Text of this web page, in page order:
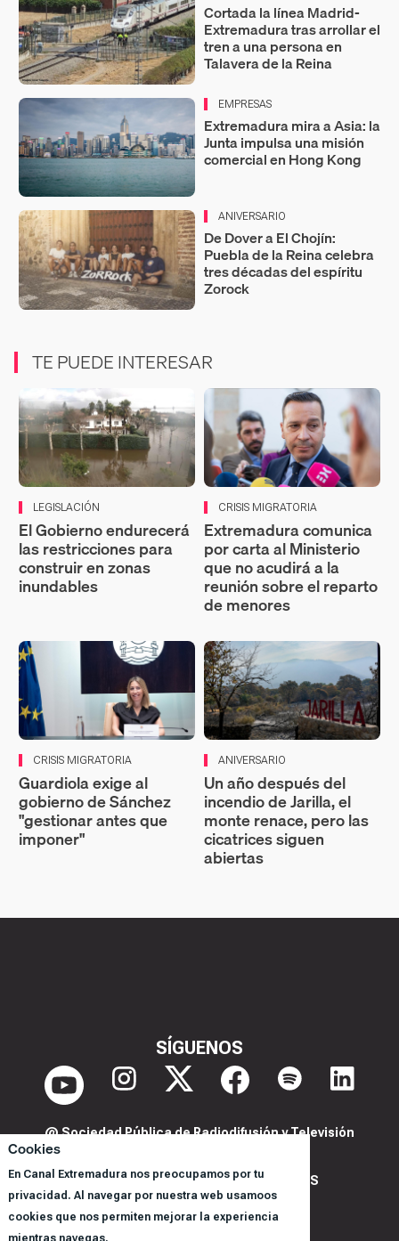
Cookies
En Canal Extremadura nos preocupamos por tu
privacidad. Al navegar por nuestra web usamoos
cookies que nos permiten mejorar la experiencia
mientras navegas.
Cortada la línea Madrid-
Extremadura tras arrollar el
tren a una persona en
Talavera de la Reina
EMPRESAS
Extremadura mira a Asia: la
Junta impulsa una misión
comercial en Hong Kong
ANIVERSARIO
De Dover a El Chojín:
Puebla de la Reina celebra
tres décadas del espíritu
Zorock
TE PUEDE INTERESAR
LEGISLACIÓN
El Gobierno endurecerá
las restricciones para
construir en zonas
inundables
CRISIS MIGRATORIA
Extremadura comunica
por carta al Ministerio
que no acudirá a la
reunión sobre el reparto
de menores
CRISIS MIGRATORIA
Guardiola exige al
gobierno de Sánchez
"gestionar antes que
imponer"
ANIVERSARIO
Un año después del
incendio de Jarilla, el
monte renace, pero las
cicatrices siguen
abiertas
SÍGUENOS
@ Sociedad Pública de Radiodifusión y Televisión
POLITICA DE PRIVACIDAD Y COOKIES